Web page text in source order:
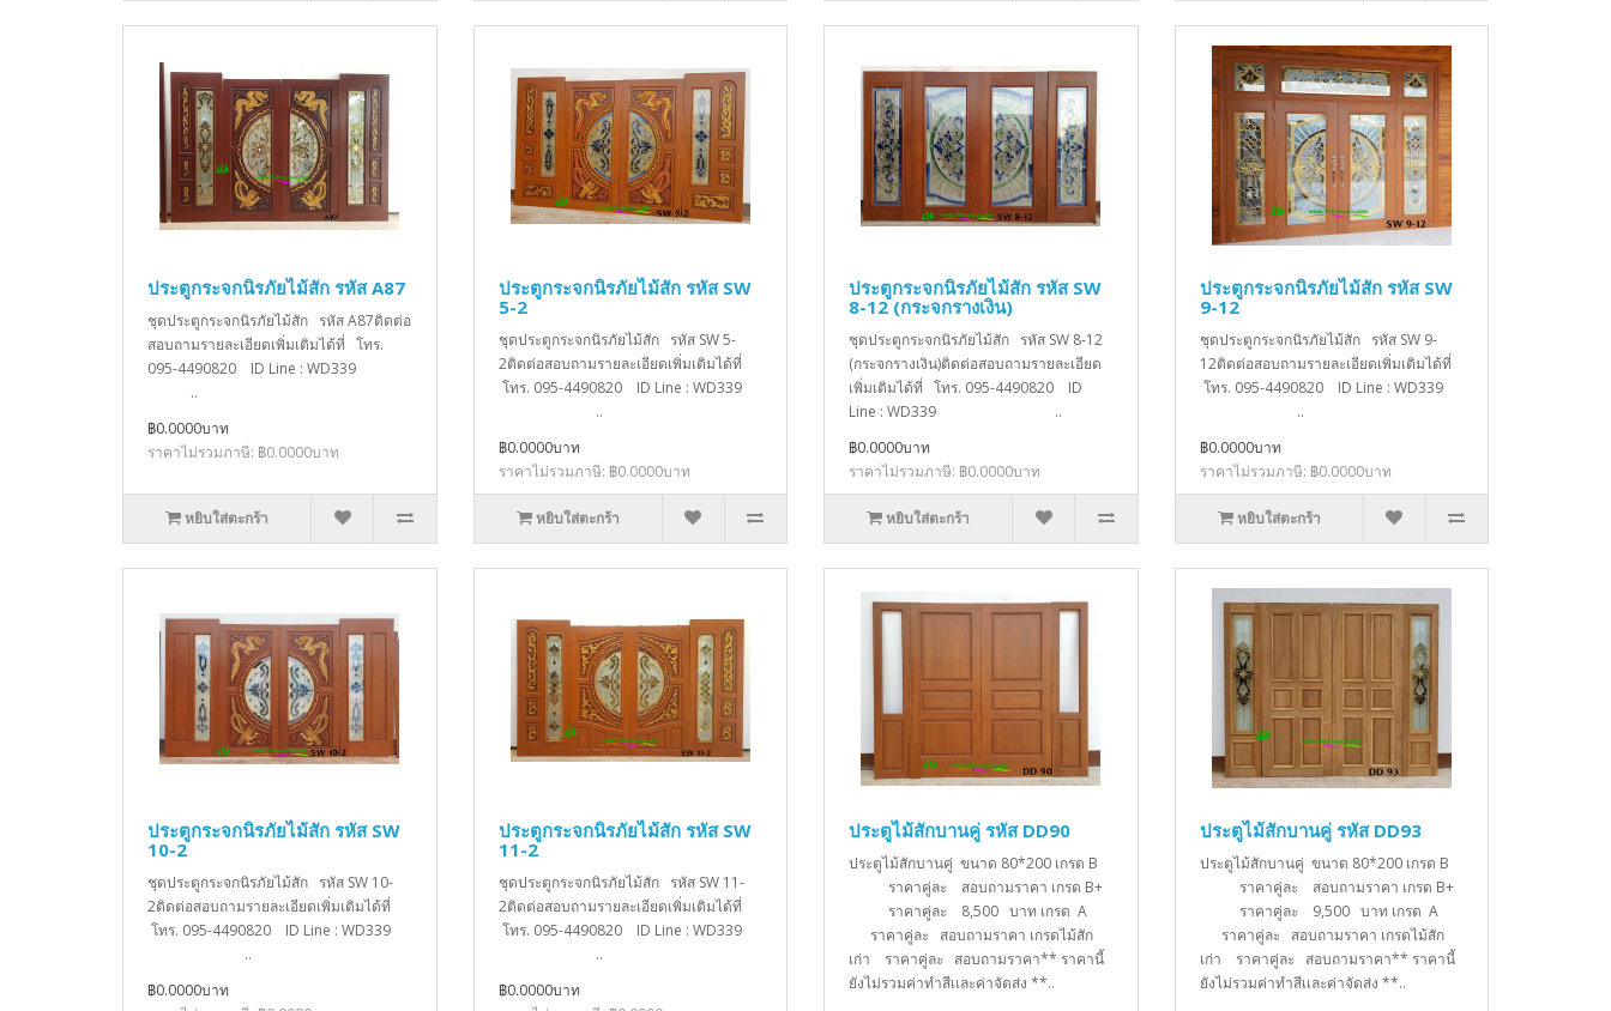
ประตูกระจกนิรภัยไม้สัก รหัส A87
ชุดประตูกระจกนิรภัยไม้สัก รหัส A87ติดต่อ
สอบถามรายละเอียดเพิ่มเติมได้ที่ โทร.
095-4490820 ID Line : WD339
..
฿0.0000บาท
ราคาไม่รวมภาษี: ฿0.0000บาท
หยิบใส่ตะกร้า
ประตูกระจกนิรภัยไม้สัก รหัส SW
5-2
ชุดประตูกระจกนิรภัยไม้สัก รหัส SW 5-
2ติดต่อสอบถามรายละเอียดเพิ่มเติมได้ที่
โทร. 095-4490820 ID Line : WD339
..
฿0.0000บาท
ราคาไม่รวมภาษี: ฿0.0000บาท
หยิบใส่ตะกร้า
ประตูกระจกนิรภัยไม้สัก รหัส SW
8-12 (กระจกรางเงิน)
ชุดประตูกระจกนิรภัยไม้สัก รหัส SW 8-12
(กระจกรางเงิน)ติดต่อสอบถามรายละเอียด
เพิ่มเติมได้ที่ โทร. 095-4490820 ID
Line : WD339 ..
฿0.0000บาท
ราคาไม่รวมภาษี: ฿0.0000บาท
หยิบใส่ตะกร้า
ประตูกระจกนิรภัยไม้สัก รหัส SW
9-12
ชุดประตูกระจกนิรภัยไม้สัก รหัส SW 9-
12ติดต่อสอบถามรายละเอียดเพิ่มเติมได้ที่
โทร. 095-4490820 ID Line : WD339
..
฿0.0000บาท
ราคาไม่รวมภาษี: ฿0.0000บาท
หยิบใส่ตะกร้า
ประตูกระจกนิรภัยไม้สัก รหัส SW
10-2
ชุดประตูกระจกนิรภัยไม้สัก รหัส SW 10-
2ติดต่อสอบถามรายละเอียดเพิ่มเติมได้ที่
โทร. 095-4490820 ID Line : WD339
..
฿0.0000บาท
ประตูกระจกนิรภัยไม้สัก รหัส SW
11-2
ชุดประตูกระจกนิรภัยไม้สัก รหัส SW 11-
2ติดต่อสอบถามรายละเอียดเพิ่มเติมได้ที่
โทร. 095-4490820 ID Line : WD339
..
฿0.0000บาท
ประตูไม้สักบานคู่ รหัส DD90
ประตูไม้สักบานคู่ ขนาด 80*200 เกรด B
ราคาคู่ละ สอบถามราคา เกรด B+
ราคาคู่ละ 8,500 บาท เกรด A
ราคาคู่ละ สอบถามราคา เกรดไม้สัก
เก่า ราคาคู่ละ สอบถามราคา** ราคานี้
ยังไม่รวมค่าทำสีเเละค่าจัดส่ง **..
ประตูไม้สักบานคู่ รหัส DD93
ประตูไม้สักบานคู่ ขนาด 80*200 เกรด B
ราคาคู่ละ สอบถามราคา เกรด B+
ราคาคู่ละ 9,500 บาท เกรด A
ราคาคู่ละ สอบถามราคา เกรดไม้สัก
เก่า ราคาคู่ละ สอบถามราคา** ราคานี้
ยังไม่รวมค่าทำสีเเละค่าจัดส่ง **..